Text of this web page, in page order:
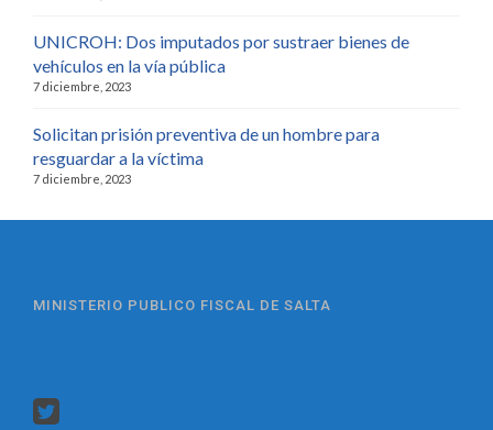
UNICROH: Dos imputados por sustraer bienes de
vehículos en la vía pública
7 diciembre, 2023
Solicitan prisión preventiva de un hombre para
resguardar a la víctima
7 diciembre, 2023
MINISTERIO PUBLICO FISCAL DE SALTA